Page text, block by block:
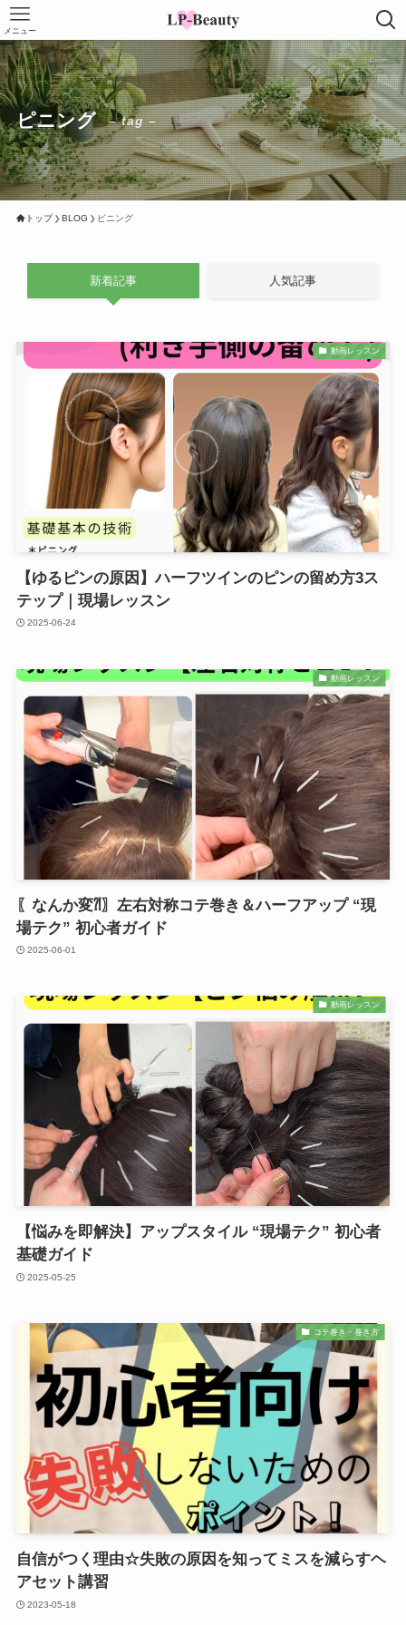
メニュー
ピニング – tag –
トップ BLOG ピニング
新着記事 人気記事
動画レッスン
【ゆるピンの原因】ハーフツインのピンの留め方3ス
テップ｜現場レッスン
2025-06-24
動画レッスン
〖なんか変⁈〗左右対称コテ巻き＆ハーフアップ “現
場テク” 初心者ガイド
2025-06-01
動画レッスン
【悩みを即解決】アップスタイル “現場テク” 初心者
基礎ガイド
2025-05-25
コテ巻き・巻き方
自信がつく理由☆失敗の原因を知ってミスを減らすヘ
アセット講習
2023-05-18